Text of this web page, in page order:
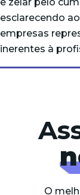
esclarecendo
empresas
inerentes à
O